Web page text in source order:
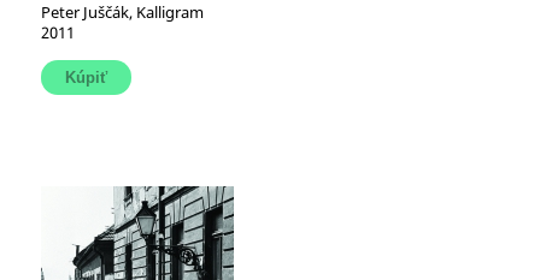
Peter Juščák, Kalligram
2011